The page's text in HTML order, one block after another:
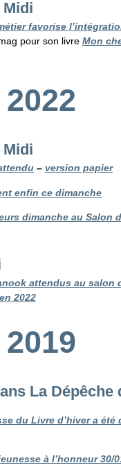
Midi
favorise
pour son livre Mon
2022
Midi
– version papier
enfin ce dimanche
dimanche au Salon
attendus au salon
2022
2019
La Dépêche
du Livre d’hiver a été
à l’honneur 30/